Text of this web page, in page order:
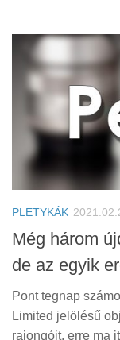
PLETYKÁK
Még három
de az egyik
Pont tegnap
Limited jelölésű
rajongóit, erre ma